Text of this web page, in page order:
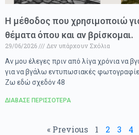
Η μέθοδος που χρησιμοποιώ
θέματα όπου και αν βρίσκομαι.
29/06/2026
Δεν υπάρχουν Σχόλια
Αν μου έλεγες πριν από λίγα χρόνια να
για να βγάλω εντυπωσιακές
Ζω εδώ σχεδόν 48
ΔΙΑΒΑΣΕ ΠΕΡΙΣΣΟΤΕΡΑ
« Previous 1 2 3 4